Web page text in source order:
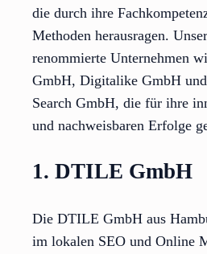
die durch ihre
Methoden herausragen.
renommierte Unternehmen
GmbH, Digitalike GmbH
Search GmbH, die für ihre
und nachweisbaren Erfolge
1. DTILE GmbH
Die DTILE GmbH aus
im lokalen SEO und Online